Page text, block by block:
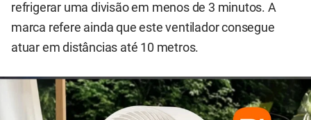
refrigerar uma divisão em menos de 3 minutos. A
marca refere ainda que este ventilador consegue
atuar em distâncias até 10 metros.